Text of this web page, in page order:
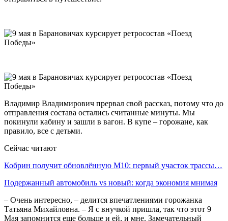
Владимир Владимирович прервал свой рассказ, потому что до
отправления состава остались считанные минуты. Мы
покинули кабину и зашли в вагон. В купе – горожане, как
правило, все с детьми.
Сейчас читают
Кобрин получит обновлённую М10: первый участок трассы…
Подержанный автомобиль vs новый: когда экономия мнимая
– Очень интересно, – делится впечатлениями горожанка
Татьяна Михайловна. – Я с внучкой пришла, так что этот 9
Мая запомнится еще больше и ей, и мне. Замечательный